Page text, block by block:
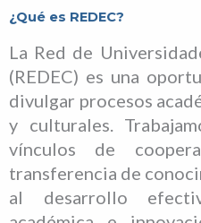
¿Qué es REDEC?
La Red de
(REDEC) es una
divulgar procesos
y culturales.
vínculos de
transferencia de
al desarrollo